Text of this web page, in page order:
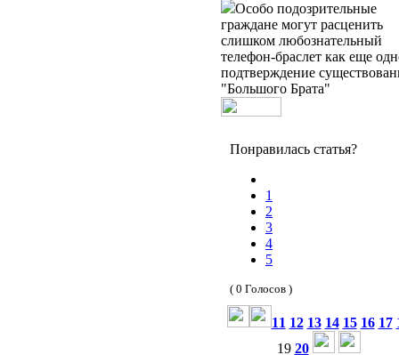
Особо подозрительные
граждане могут расценить
слишком любознательный
телефон-браслет как еще
подтверждение
"Большого Брата"
Понравилась статья?
1
2
3
4
5
( 0 Голосов )
11 12 13 14 15 16 17
19 20